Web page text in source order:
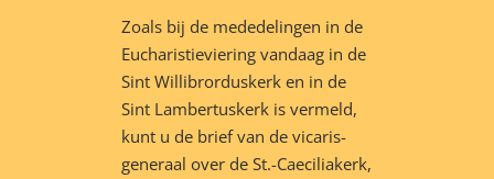
Zoals bij de mededelingen in de
Eucharistieviering vandaag in de
Sint Willibrorduskerk en in de
Sint Lambertuskerk is vermeld,
kunt u de brief van de vicaris-
generaal over de St.-Caeciliakerk,